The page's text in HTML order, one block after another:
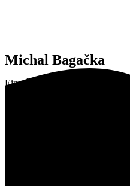
Michal Bagačka
Eine Ölspur auf der Straße und
war gerade 28 und das Leben
Mittelschule für
auszuprobieren. „Dort
sympathische Kerl vom
als Instandhalter. „Ich habe dort
Dann kam der 6. September